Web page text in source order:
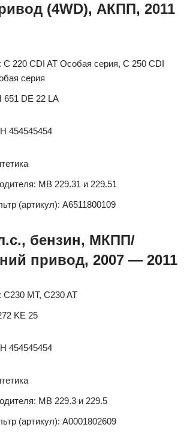
(4WD), АКПП, 2011
C 220 CDI AT Особая серия, C 250 CDI
серия
651 DE 22 LA
454545454
MB 229.31 и 229.51
(артикул): A6511800109
бензин, МКПП/
привод, 2007 — 2011
MT, C230 AT
KE 25
454545454
MB 229.3 и 229.5
(артикул): A0001802609